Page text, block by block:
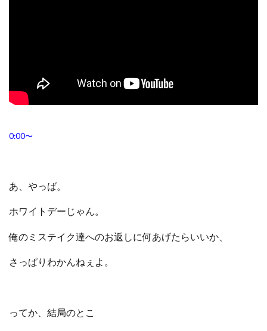
0:00〜
あ、やっば。
ホワイトデーじゃん。
俺のミステイク達へのお返しに何あげたらいいか、
さっぱりわかんねぇよ。
ってか、結局のとこ